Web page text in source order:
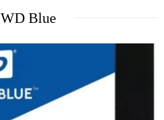
WD Blue